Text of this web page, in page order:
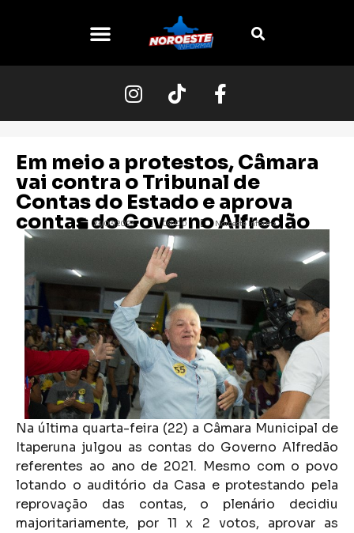
Em meio a protestos, Câmara
vai contra o Tribunal de
Contas do Estado e aprova
contas do Governo Alfredão
23/03/2023 08:00 Noroeste Informa
Na última quarta-feira (22) a Câmara Municipal de
Itaperuna julgou as contas do Governo Alfredão
referentes ao ano de 2021. Mesmo com o povo
lotando o auditório da Casa e protestando pela
reprovação das contas, o plenário decidiu
majoritariamente, por 11 x 2 votos, aprovar as